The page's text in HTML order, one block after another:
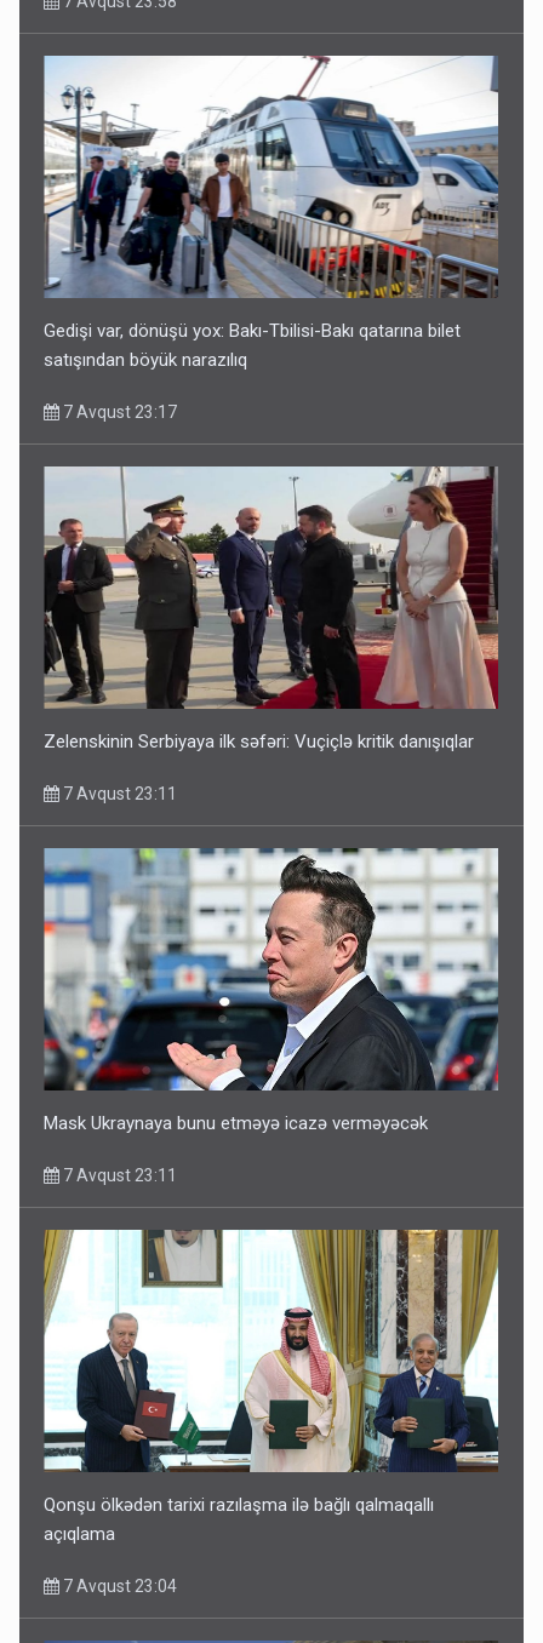
Geri çağırılan səfir Abel Məhərrəmovun oğludur - DOSYE
7 Avqust 14:07
Media və Yayım Şurasına əlavə hüquq və vəzifələr verilib
7 Avqust 13:24
Gedişi var, dönüşü yox: Bakı-Tbilisi-Bakı qatarına bilet
satışından böyük narazılıq
7 Avqust 23:17
Zelenskinin Serbiyaya ilk səfəri: Vuçiçlə kritik danışıqlar
7 Avqust 23:11
Mask Ukraynaya bunu etməyə icazə verməyəcək
7 Avqust 23:11
Qonşu ölkədən tarixi razılaşma ilə bağlı qalmaqallı
açıqlama
7 Avqust 23:04